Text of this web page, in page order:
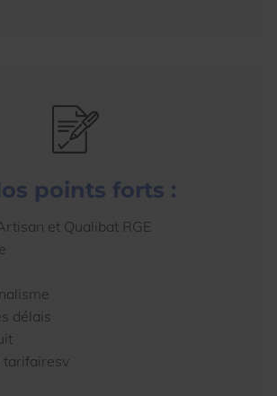
points forts :
et Qualibat RGE
délais
tarifairesv